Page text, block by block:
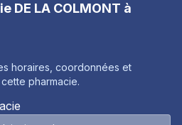
DE LA COLMONT à
horaires, coordonnées et
pharmacie.